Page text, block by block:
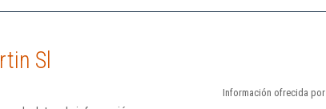
Sl
Información ofrecida por